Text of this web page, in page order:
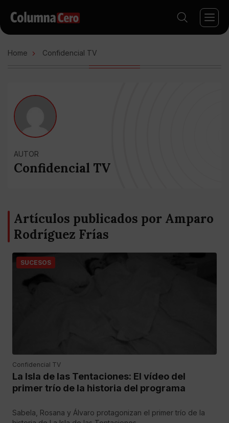
Home Confidencial TV
AUTOR
Confidencial TV
Artículos publicados por Amparo
Rodríguez Frías
SUCESOS
Confidencial TV
La Isla de las Tentaciones: El vídeo del
primer trío de la historia del programa
Sabela, Rosana y Álvaro protagonizan el primer trío de la